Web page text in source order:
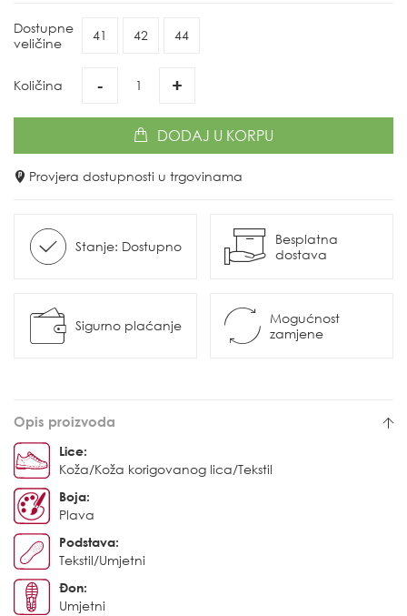
Dostupne
veličine
41 42 44
Količina - +
DODAJ U KORPU
Provjera dostupnosti u trgovinama
Stanje: Dostupno
Besplatna
dostava
Sigurno plaćanje
Mogućnost
zamjene
Opis proizvoda
Lice:
Koža/Koža korigovanog lica/Tekstil
Boja:
Plava
Podstava:
Tekstil/Umjetni
Đon:
Umjetni